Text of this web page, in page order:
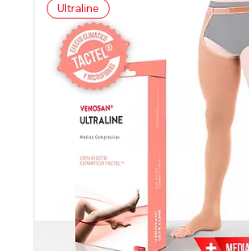
Ultraline